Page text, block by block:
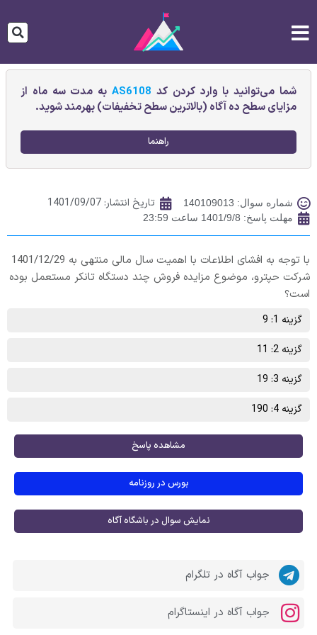
شما می‌توانید با وارد کردن کد AS6108به مدت سه ماه از
مزایای سطح ده آگاه (بالاترین سطح تخفیفات) بهرمند شوید.
راهنما
شماره سوال: 140109013 تاریخ انتشار: 1401/09/07
مهلت پاسخ: 1401/9/8 ساعت 23:59
با توجه به افشای اطلاعات با اهمیت سال مالی منتهی به 1401/12/29
شرکت حپترو، موضوع مزایده فروش چند دستگاه تانکر مستعمل بوده
است؟
گزینه 1: 9
گزینه 2: 11
گزینه 3: 19
گزینه 4: 190
مشاهده پاسخ
بورس در روزنامه
نمایش سوال در باشگاه آگاه
جواب آگاه در تلگرام
جواب آگاه در اینستاگرام